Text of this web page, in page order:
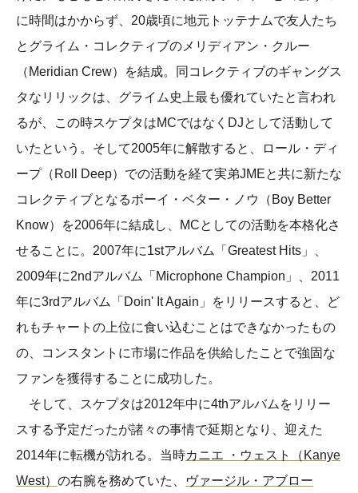
に時間はかからず、20歳頃に地元トッテナムで友人たち
とグライム・コレクティブのメリディアン・クルー
（Meridian Crew）を結成。同コレクティブのギャングス
タなリリックは、グライム史上最も優れていたと言われ
るが、この時スケプタはMCではなくDJとして活動して
いたという。そして2005年に解散すると、ロール・ディ
ープ（Roll Deep）での活動を経て実弟JMEと共に新たな
コレクティブとなるボーイ・ベター・ノウ（Boy Better
Know）を2006年に結成し、MCとしての活動を本格化さ
せることに。2007年に1stアルバム「Greatest Hits」、
2009年に2ndアルバム「Microphone Champion」、2011
年に3rdアルバム「Doin' It Again」をリリースすると、ど
れもチャートの上位に食い込むことはできなかったもの
の、コンスタントに市場に作品を供給したことで強固な
ファンを獲得することに成功した。
そして、スケプタは2012年中に4thアルバムをリリー
スする予定だったが諸々の事情で延期となり、迎えた
2014年に転機が訪れる。当時カニエ ・ウェスト（Kanye
West） の右腕を務めていた、
ヴァージル・アブロー